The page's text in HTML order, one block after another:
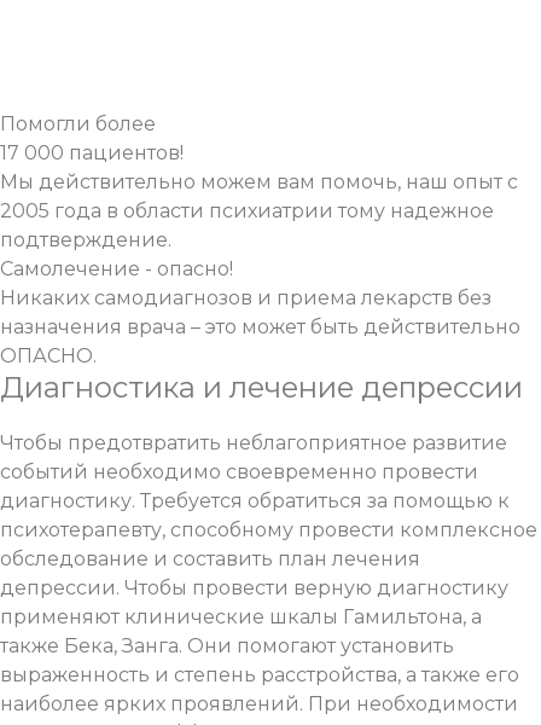
Помогли более
17 000 пациентов!
Мы действительно можем вам помочь, наш опыт с
2005 года в области психиатрии тому надежное
подтверждение.
Самолечение - опасно!
Никаких самодиагнозов и приема лекарств без
назначения врача – это может быть действительно
ОПАСНО.
Диагностика и лечение депрессии
Чтобы предотвратить неблагоприятное развитие
событий необходимо своевременно провести
диагностику. Требуется обратиться за помощью к
психотерапевту, способному провести комплексное
обследование и составить план лечения
депрессии. Чтобы провести верную диагностику
применяют клинические шкалы Гамильтона, а
также Бека, Занга. Они помогают установить
выраженность и степень расстройства, а также его
наиболее ярких проявлений. При необходимости